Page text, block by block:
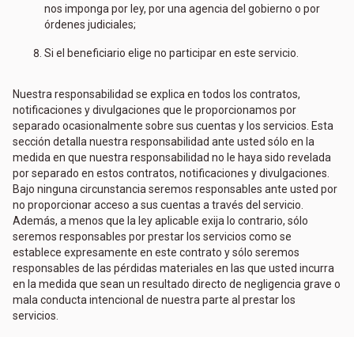
nos imponga por ley, por una agencia del gobierno o por
órdenes judiciales;
Si el beneficiario elige no participar en este servicio.
Nuestra responsabilidad se explica en todos los contratos,
notificaciones y divulgaciones que le proporcionamos por
separado ocasionalmente sobre sus cuentas y los servicios. Esta
sección detalla nuestra responsabilidad ante usted sólo en la
medida en que nuestra responsabilidad no le haya sido revelada
por separado en estos contratos, notificaciones y divulgaciones.
Bajo ninguna circunstancia seremos responsables ante usted por
no proporcionar acceso a sus cuentas a través del servicio.
Además, a menos que la ley aplicable exija lo contrario, sólo
seremos responsables por prestar los servicios como se
establece expresamente en este contrato y sólo seremos
responsables de las pérdidas materiales en las que usted incurra
en la medida que sean un resultado directo de negligencia grave o
mala conducta intencional de nuestra parte al prestar los
servicios.